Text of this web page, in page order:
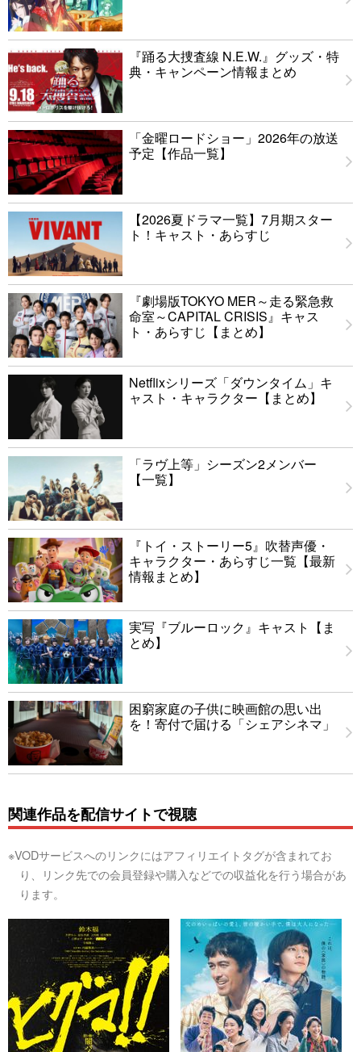
『踊る大捜査線 N.E.W.』グッズ・特
典・キャンペーン情報まとめ
「金曜ロードショー」2026年の放送
予定【作品一覧】
【2026夏ドラマ一覧】7月期スター
ト！キャスト・あらすじ
『劇場版TOKYO MER～走る緊急救
命室～CAPITAL CRISIS』キャス
ト・あらすじ【まとめ】
Netflixシリーズ「ダウンタイム」キ
ャスト・キャラクター【まとめ】
「ラヴ上等」シーズン2メンバー
【一覧】
『トイ・ストーリー5』吹替声優・
キャラクター・あらすじ一覧【最新
情報まとめ】
実写『ブルーロック』キャスト【ま
とめ】
困窮家庭の子供に映画館の思い出
を！寄付で届ける「シェアシネマ」
関連作品を配信サイトで視聴
※VODサービスへのリンクにはアフィリエイトタグが含まれてお
り、リンク先での会員登録や購入などでの収益化を行う場合があ
ります。